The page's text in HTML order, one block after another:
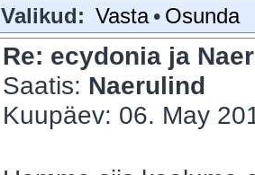
Valikud: Vasta • Osunda
Re: ecydonia ja
Saatis: Naerulind
Kuupäev: 06. May